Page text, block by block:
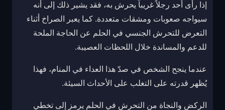
إذا رأى أحد رجلاً غريباً يحرش به، فقد يشير ذلك إلى أنه
سيواجه صعوبات ومشقات متعددة. كما يعبر الصراخ أثناء
التعرض للتحرش الجنسي في الحلم عن الحاجة الملحة
للدعم والمساندة خلال اللحظات العصيبة.
عندما ينجح الشخص في صدّ هذا العداء في المنام، فهذا
يُظهر قدرته على التغلب على الأحداث السيئة.
الركض والنجاة من التحرش في الحلم يرمز إلى تخطي